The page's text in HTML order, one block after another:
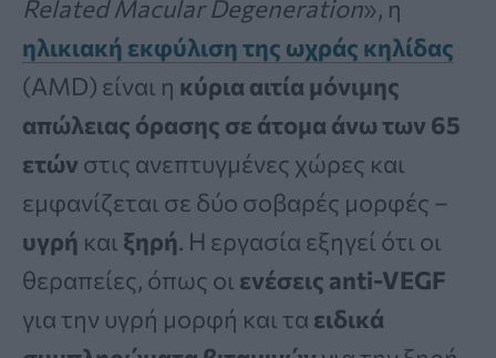
Related Macular Degeneration», η
ηλικιακή εκφύλιση της ωχράς κηλίδας
(AMD) είναι η κύρια αιτία μόνιμης
απώλειας όρασης σε άτομα άνω των 65
ετών στις ανεπτυγμένες χώρες και
εμφανίζεται σε δύο σοβαρές μορφές –
υγρή και ξηρή. Η εργασία εξηγεί ότι οι
θεραπείες, όπως οι ενέσεις anti-VEGF
για την υγρή μορφή και τα ειδικά